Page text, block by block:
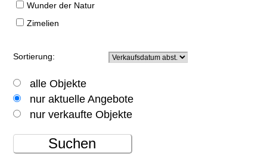
Wunder der Natur
Zimelien
Sortierung:
alle Objekte
nur aktuelle Angebote
nur verkaufte Objekte
Suchen